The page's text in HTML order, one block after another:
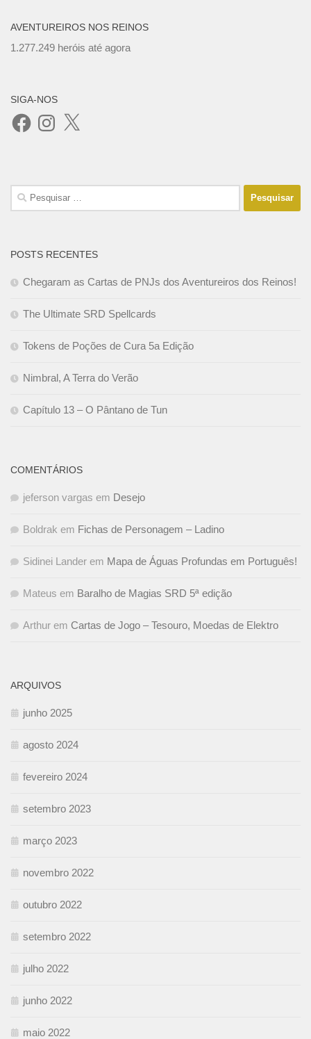
AVENTUREIROS NOS REINOS
1.277.249 heróis até agora
SIGA-NOS
FacebookInstagram
X
Pesquisar
por:
POSTS RECENTES
Chegaram as Cartas de PNJs dos Aventureiros dos Reinos!
The Ultimate SRD Spellcards
Tokens de Poções de Cura 5a Edição
Nimbral, A Terra do Verão
Capítulo 13 – O Pântano de Tun
COMENTÁRIOS
jeferson vargas em Desejo
Boldrak em Fichas de Personagem – Ladino
Sidinei Lander em Mapa de Águas Profundas em Português!
Mateus em Baralho de Magias SRD 5ª edição
Arthur em Cartas de Jogo – Tesouro, Moedas de Elektro
ARQUIVOS
junho 2025
agosto 2024
fevereiro 2024
setembro 2023
março 2023
novembro 2022
outubro 2022
setembro 2022
julho 2022
junho 2022
maio 2022